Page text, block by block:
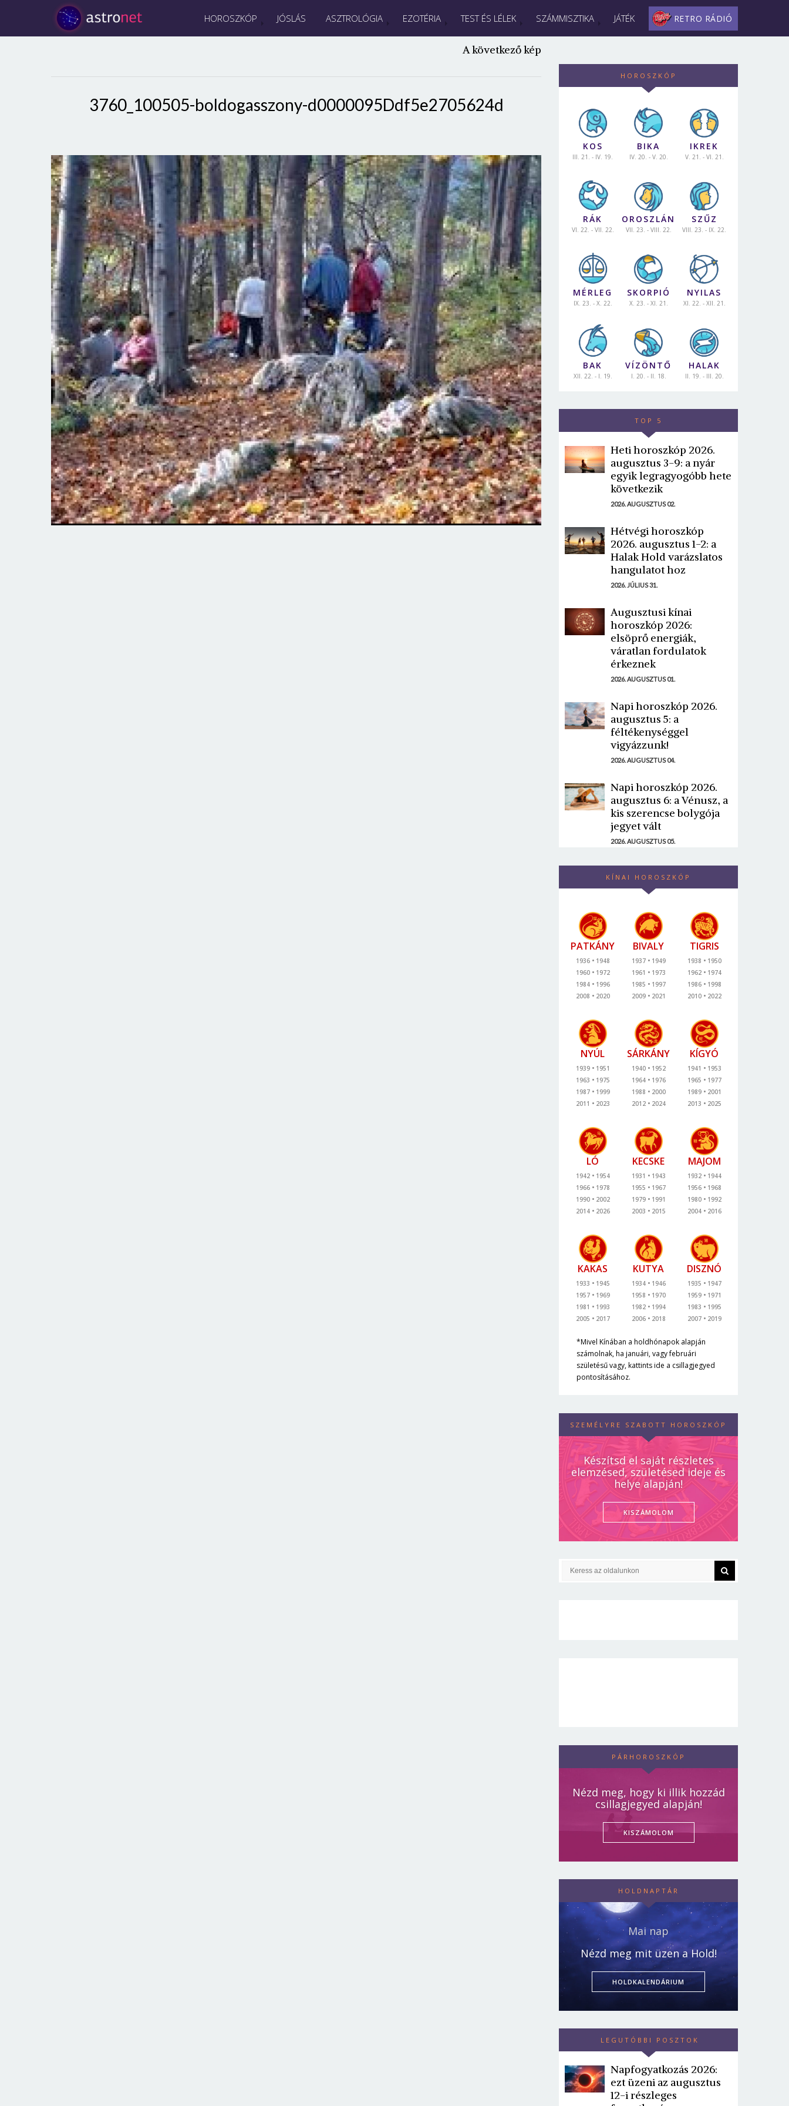
HOROSZKÓP JÓSLÁS ASZTROLÓGIA EZOTÉRIA TEST ÉS LÉLEK SZÁMMISZTIKA JÁTÉK RETRO RÁDIÓ
A következő kép
3760_100505-boldogasszony-d0000095Ddf5e2705624d
HOROSZKÓP
KOS
III. 21. - IV. 19.
BIKA
IV. 20. - V. 20.
IKREK
V. 21. - VI. 21.
RÁK
VI. 22. - VII. 22.
OROSZLÁN
VII. 23. - VIII. 22.
SZŰZ
VIII. 23. - IX. 22.
MÉRLEG
IX. 23. - X. 22.
SKORPIÓ
X. 23. - XI. 21.
NYILAS
XI. 22. - XII. 21.
BAK
XII. 22. - I. 19.
VÍZÖNTŐ
I. 20. - II. 18.
HALAK
II. 19. - III. 20.
TOP 5
Heti horoszkóp 2026.
augusztus 3-9: a nyár
egyik legragyogóbb hete
következik
2026. AUGUSZTUS 02.
Hétvégi horoszkóp
2026. augusztus 1-2: a
Halak Hold varázslatos
hangulatot hoz
2026. JÚLIUS 31.
Augusztusi kínai
horoszkóp 2026:
elsöprő energiák,
váratlan fordulatok
érkeznek
2026. AUGUSZTUS 01.
Napi horoszkóp 2026.
augusztus 5: a
féltékenységgel
vigyázzunk!
2026. AUGUSZTUS 04.
Napi horoszkóp 2026.
augusztus 6: a Vénusz, a
kis szerencse bolygója
jegyet vált
2026. AUGUSZTUS 05.
KÍNAI HOROSZKÓP
PATKÁNY
1936
1948
1960
1972
1984
1996
2008
2020
BIVALY
1937
1949
1961
1973
1985
1997
2009
2021
TIGRIS
1938
1950
1962
1974
1986
1998
2010
2022
NYÚL
1939
1951
1963
1975
1987
1999
2011
2023
SÁRKÁNY
1940
1952
1964
1976
1988
2000
2012
2024
KÍGYÓ
1941
1953
1965
1977
1989
2001
2013
2025
LÓ
1942
1954
1966
1978
1990
2002
2014
2026
KECSKE
1931
1943
1955
1967
1979
1991
2003
2015
MAJOM
1932
1944
1956
1968
1980
1992
2004
2016
KAKAS
1933
1945
1957
1969
1981
1993
2005
2017
KUTYA
1934
1946
1958
1970
1982
1994
2006
2018
DISZNÓ
1935
1947
1959
1971
1983
1995
2007
2019
*Mivel Kínában a holdhónapok alapján
számolnak, ha januári, vagy februári
születésű vagy, kattints ide a csillagjegyed
pontosításához.
SZEMÉLYRE SZABOTT HOROSZKÓP
Készítsd el saját részletes
elemzésed, születésed ideje és
helye alapján!
KISZÁMOLOM
PÁRHOROSZKÓP
Nézd meg, hogy ki illik hozzád
csillagjegyed alapján!
KISZÁMOLOM
HOLDNAPTÁR
Mai nap
Nézd meg mit üzen a Hold!
HOLDKALENDÁRIUM
LEGUTÓBBI POSZTOK
Napfogyatkozás 2026:
ezt üzeni az augusztus
12-i részleges